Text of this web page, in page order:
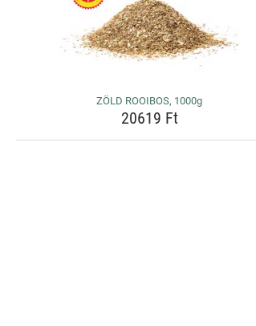
ZÖLD ROOIBOS, 1000g
20619 Ft